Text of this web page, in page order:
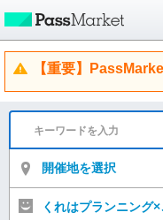
【重要】
開催地を選択
くれはプランニング